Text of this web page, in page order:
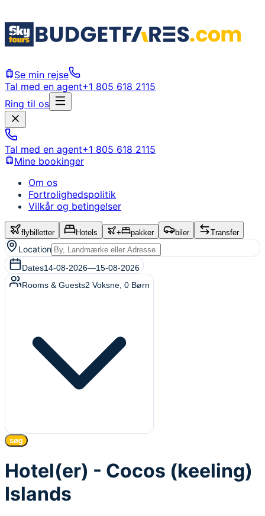
Se min rejse
Tal med en agent+1 805 618 2115
Ring til os
Tal med en agent+1 805 618 2115
Mine bookinger
Om os
Fortrolighedspolitik
Vilkår og betingelser
flybilletter Hotels + pakker biler Transfer
Location
Dates14-08-2026—15-08-2026
Rooms & Guests2 Voksne 0 Børn
søg
Hotel(er) - Cocos (keeling)
Islands